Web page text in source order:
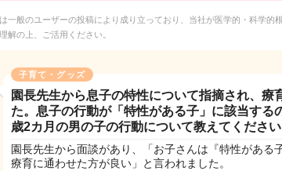
一般のユーザーの投稿により成り立っており、当社が医学的・科学的
解の上、ご活用ください。
子育て・グッズ
園長先生から息子の特性について指摘され、療
た。息子の行動が「特性がある子」に該当する
歳2カ月の男の子の行動について教えてください
園長先生から面談があり、「お子さんは『特性がある
療育に通わせた方が良い」と言われました。